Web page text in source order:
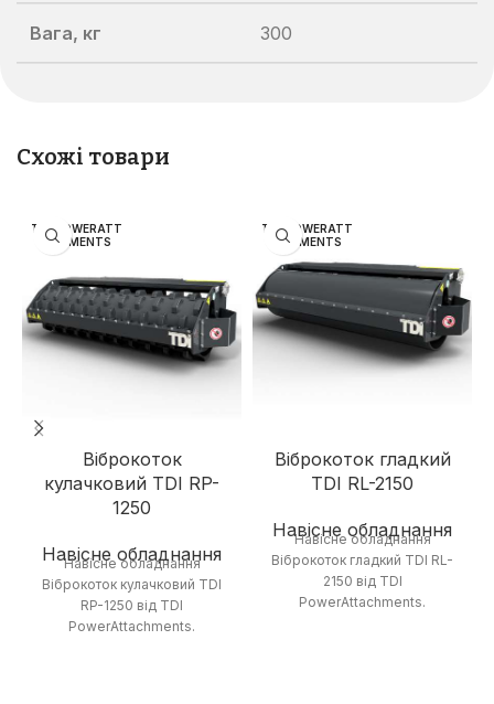
Вага, кг 300
Схожі товари
TDI POWERATT
ACHMENTS
Віброкоток
кулачковий TDI RP-
1250
Навісне обладнання
Навісне обладнання
Віброкоток кулачковий TDI
RP-1250 від TDI
PowerAttachments.
TDI POWERATT
ACHMENTS
Віброкоток гладкий
TDI RL-2150
Навісне обладнання
Навісне обладнання
Віброкоток гладкий TDI RL-
2150 від TDI
PowerAttachments.